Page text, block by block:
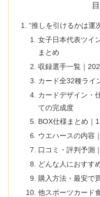
“推しを引けるかは運
女子日本代表ツイ
まとめ
収録選手一覧｜
カード全32種ライ
カードデザイン・
ての完成度
BOX仕様まとめ｜
ウエハースの内容
口コミ・評判予測
どんな人におすす
購入方法・最安で
他スポーツカード